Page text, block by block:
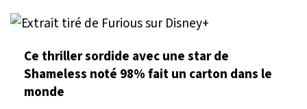
Ce thriller sordide avec une star de
Shameless noté 98% fait un carton dans le
monde